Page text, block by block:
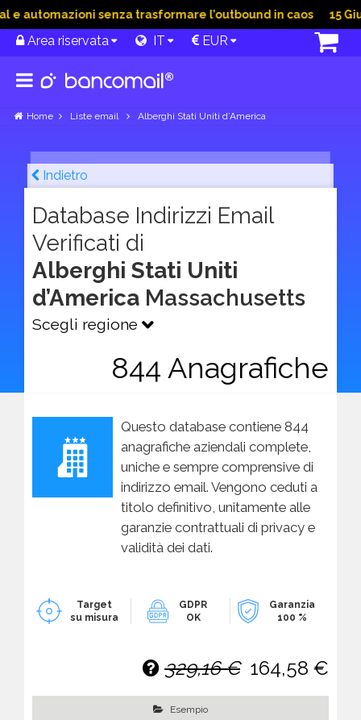
senza trasformare l’outbound in caos 15 Giu
Area riservata IT EUR
Home Liste email Alberghi Stati Uniti d’America
Indietro
Database Indirizzi Email
Verificati di
Alberghi Stati Uniti
d’America Massachusetts
Scegli regione
844 Anagrafiche
Questo database contiene 844
anagrafiche aziendali complete,
uniche e sempre comprensive di
indirizzo email. Vengono ceduti a
titolo definitivo, unitamente alle
garanzie contrattuali di privacy e
validità dei dati.
Target
su misura
GDPR
OK
Garanzia
100 %
329,16 € 164,58 €
Esempio